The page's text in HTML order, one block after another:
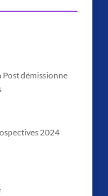
démissionne
2024